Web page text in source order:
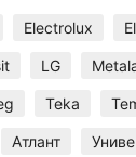
Electrolux
LG
Teka
Атлант